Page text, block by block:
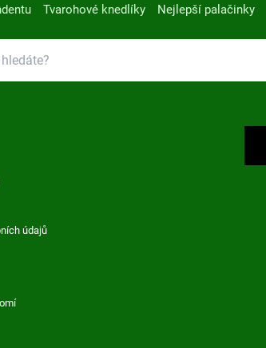
Tvarohové knedlíky Nejlepší palačinky
údajů